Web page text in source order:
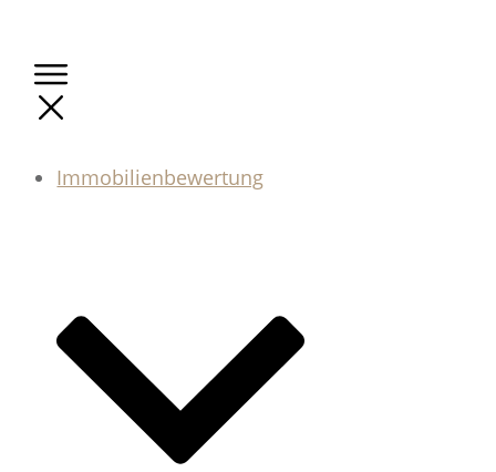
Immobilienbewertung